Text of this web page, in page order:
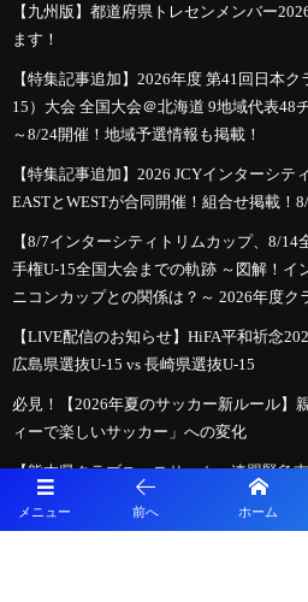
メニュー 前へ ホーム
【九州版】都道府県トレセンメンバー
ます！
【特集記事追加】2026年度 第41回日本
15）大会 全国大会＠北海道 9地域代表48
～8/24開催！地域予選情報も掲載！
【特集記事追加】2026 JCYインターシテ
EASTとWESTが合同開催！組合せ掲載！
【8/7インターシティトリムカップ、8/
手権U-15全国大会までの軌跡 ～図解！イ
ニコンカップとの関係は？～ 2026年度ク
【LIVE配信のお知らせ】HiFA平和祈念
広島県選抜U-15 vs 長崎県選抜U-15
必見！【2026年夏のサッカー新ルール】
ィーで楽しいサッカー」への変化
【熊本県クラブユースサッカー連盟緊急
に伴う支援募金にご協力ください